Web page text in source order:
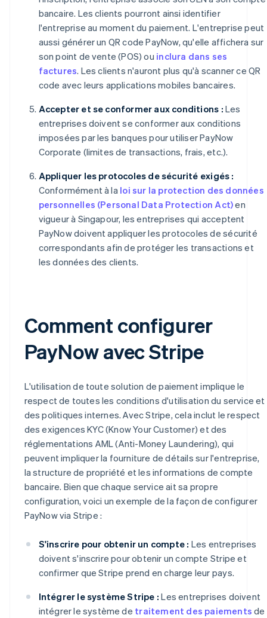
bancaire. Les clients pourront ainsi identifier
l'entreprise au moment du paiement. L'entreprise peut
aussi générer un QR code PayNow, qu'elle affichera sur
son point de vente (POS) ou inclura dans ses
factures. Les clients n'auront plus qu'à scanner ce QR
code avec leurs applications mobiles bancaires.
Accepter et se conformer aux conditions : Les
entreprises doivent se conformer aux conditions
imposées par les banques pour utiliser PayNow
Corporate (limites de transactions, frais, etc.).
Appliquer les protocoles de sécurité exigés :
Conformément à la loi sur la protection des données
personnelles (Personal Data Protection Act)en
vigueur à Singapour, les entreprises qui acceptent
PayNow doivent appliquer les protocoles de sécurité
correspondants afin de protéger les transactions et
les données des clients.
Comment configurer
PayNow avec Stripe
L'utilisation de toute solution de paiement implique le
respect de toutes les conditions d'utilisation du service et
des politiques internes. Avec Stripe, cela inclut le respect
des exigences KYC (Know Your Customer) et des
réglementations AML (Anti-Money Laundering), qui
peuvent impliquer la fourniture de détails sur l'entreprise,
la structure de propriété et les informations de compte
bancaire. Bien que chaque service ait sa propre
configuration, voici un exemple de la façon de configurer
PayNow via Stripe :
S'inscrire pour obtenir un compte : Les entreprises
doivent s'inscrire pour obtenir un compte Stripe et
confirmer que Stripe prend en charge leur pays.
Intégrer le système Stripe : Les entreprises doivent
intégrer le système de traitement des paiements de